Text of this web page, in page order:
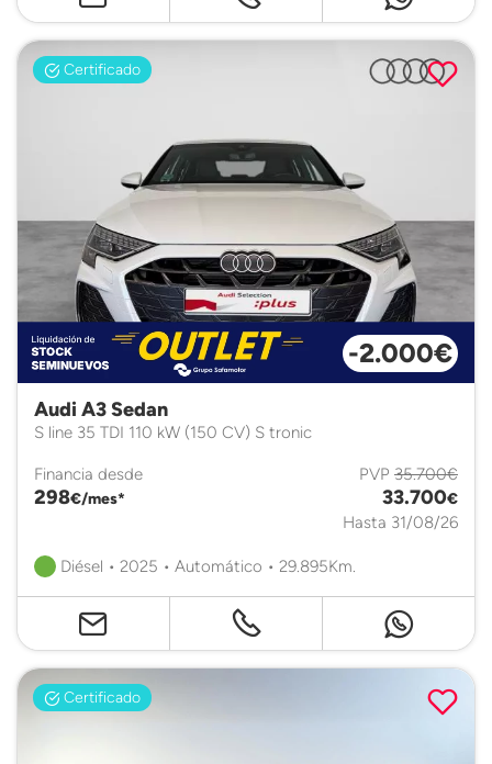
Certificado
-2.000€
Audi A3 Sedan
S line 35 TDI 110 kW (150 CV) S tronic
Financia desde
298€/mes*
PVP 35.700€
33.700€
Hasta 31/08/26
Diésel • 2025 • Automático • 29.895Km.
Certificado